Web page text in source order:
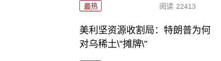
最热 阅读 22413
美利坚资源收割局：特朗普为何
对乌稀土\"摊牌\"